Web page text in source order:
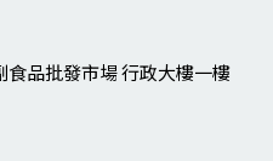
品批發市場 行政大樓一樓